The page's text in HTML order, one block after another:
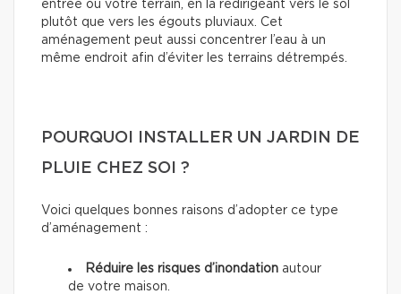
entrée ou votre terrain, en la redirigeant vers le sol
plutôt que vers les égouts pluviaux. Cet
aménagement peut aussi concentrer l’eau à un
même endroit afin d’éviter les terrains détrempés.
POURQUOI INSTALLER UN JARDIN DE
PLUIE CHEZ SOI ?
Voici quelques bonnes raisons d’adopter ce type
d’aménagement :
Réduire les risques d’inondation autour
de votre maison.